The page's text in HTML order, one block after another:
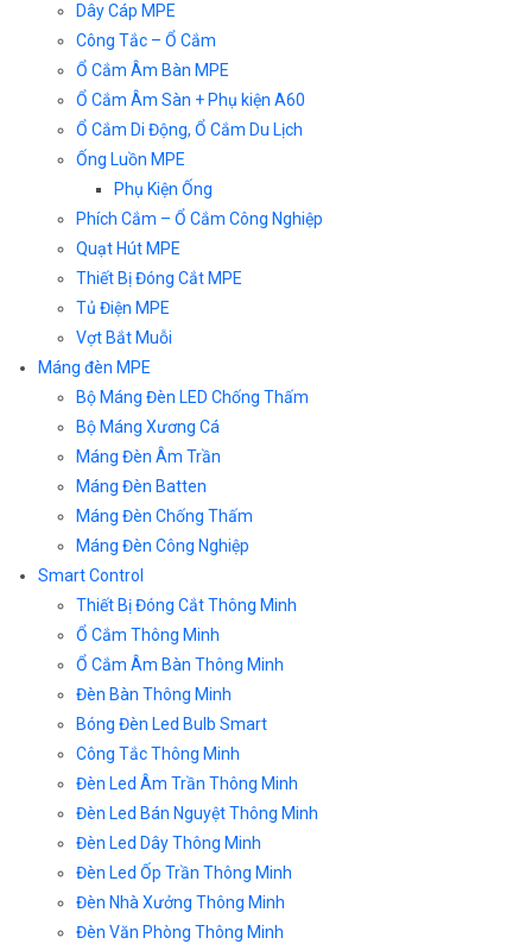
Dây Cáp MPE
Công Tắc – Ổ Cắm
Ổ Cắm Âm Bàn MPE
Ổ Cắm Âm Sàn + Phụ kiện A60
Ổ Cắm Di Động, Ổ Cắm Du Lịch
Ống Luồn MPE
Phụ Kiện Ống
Phích Cắm – Ổ Cắm Công Nghiệp
Quạt Hút MPE
Thiết Bị Đóng Cắt MPE
Tủ Điện MPE
Vợt Bắt Muỗi
Máng đèn MPE
Bộ Máng Đèn LED Chống Thấm
Bộ Máng Xương Cá
Máng Đèn Âm Trần
Máng Đèn Batten
Máng Đèn Chống Thấm
Máng Đèn Công Nghiệp
Smart Control
Thiết Bị Đóng Cắt Thông Minh
Ổ Cắm Thông Minh
Ổ Cắm Âm Bàn Thông Minh
Đèn Bàn Thông Minh
Bóng Đèn Led Bulb Smart
Công Tắc Thông Minh
Đèn Led Âm Trần Thông Minh
Đèn Led Bán Nguyệt Thông Minh
Đèn Led Dây Thông Minh
Đèn Led Ốp Trần Thông Minh
Đèn Nhà Xưởng Thông Minh
Đèn Văn Phòng Thông Minh